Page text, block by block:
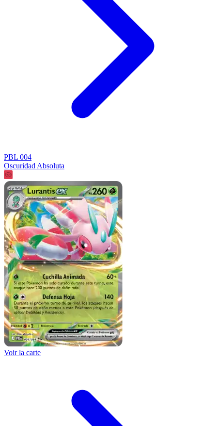
PBL 004
Oscuridad Absoluta
Voir la carte